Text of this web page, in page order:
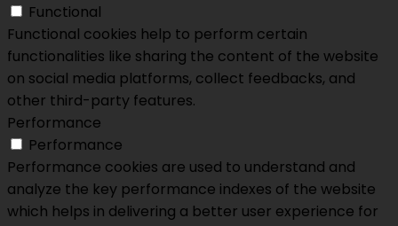
Functional
Functional cookies help to perform certain
functionalities like sharing the content of the website
on social media platforms, collect feedbacks, and
other third-party features.
Performance
Performance
Performance cookies are used to understand and
analyze the key performance indexes of the website
which helps in delivering a better user experience for